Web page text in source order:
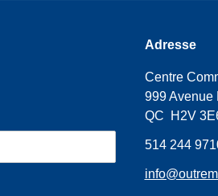
Adresse
Centre
999 Avenue
QC H2V
514 244